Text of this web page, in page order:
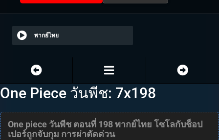
พากย์ไทย
One Piece วันพีช: 7x198
One piece วันพีช ตอนที่ 198 พากย์ไทย โซโลกับช็อป
เปอร์ถูกจับกุม การผ่าตัดด่วน